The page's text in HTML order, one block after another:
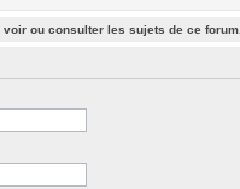
voir ou consulter les sujets de ce forum.